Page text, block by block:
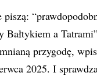
piszą:
Bałtykiem a
przygodę,
2025. I